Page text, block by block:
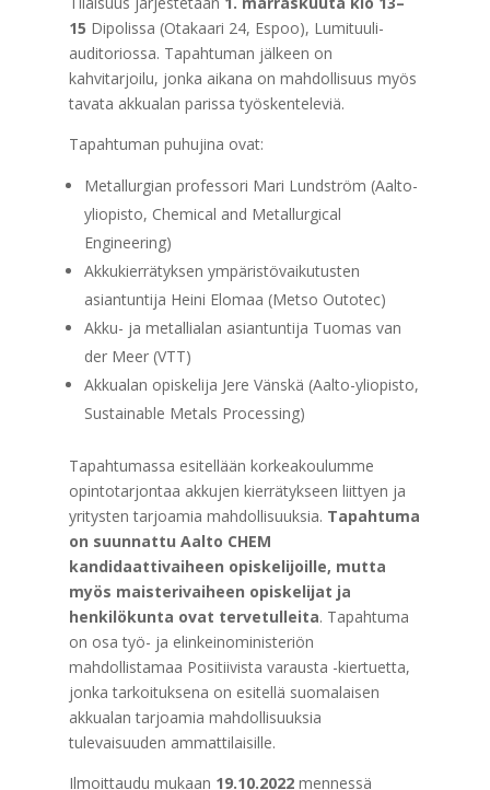
15 Dipolissa (Otakaari 24, Espoo), Lumituuli-
auditoriossa. Tapahtuman jälkeen on
kahvitarjoilu, jonka aikana on mahdollisuus myös
tavata akkualan parissa työskenteleviä.
Tapahtuman puhujina ovat:
Metallurgian professori Mari Lundström (Aalto-
yliopisto, Chemical and Metallurgical
Engineering)
Akkukierrätyksen ympäristövaikutusten
asiantuntija Heini Elomaa (Metso Outotec)
Akku- ja metallialan asiantuntija Tuomas van
der Meer (VTT)
Akkualan opiskelija Jere Vänskä (Aalto-yliopisto,
Sustainable Metals Processing)
Tapahtumassa esitellään korkeakoulumme
opintotarjontaa akkujen kierrätykseen liittyen ja
yritysten tarjoamia mahdollisuuksia. Tapahtuma
on suunnattu Aalto CHEM
kandidaattivaiheen opiskelijoille, mutta
myös maisterivaiheen opiskelijat ja
henkilökunta ovat tervetulleita. Tapahtuma
on osa työ- ja elinkeinoministeriön
mahdollistamaa Positiivista varausta -kiertuetta,
jonka tarkoituksena on esitellä suomalaisen
akkualan tarjoamia mahdollisuuksia
tulevaisuuden ammattilaisille.
Ilmoittaudu mukaan 19.10.2022mennessä